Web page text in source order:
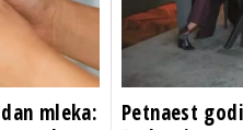
mleka:
Petnaest